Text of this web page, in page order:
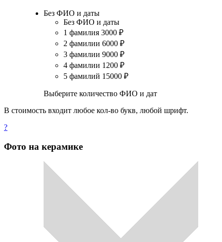
Без ФИО и даты
Без ФИО и даты
1 фамилия 3000 ₽
2 фамилии 6000 ₽
3 фамилии 9000 ₽
4 фамилии 1200 ₽
5 фамилий 15000 ₽
Выберите количество ФИО и дат
В стоимость входит любое кол-во букв, любой шрифт.
?
Фото на керамике